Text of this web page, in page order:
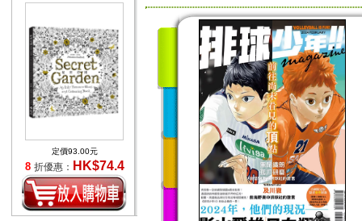
定價93.00元
8 折優惠： HK$74.4